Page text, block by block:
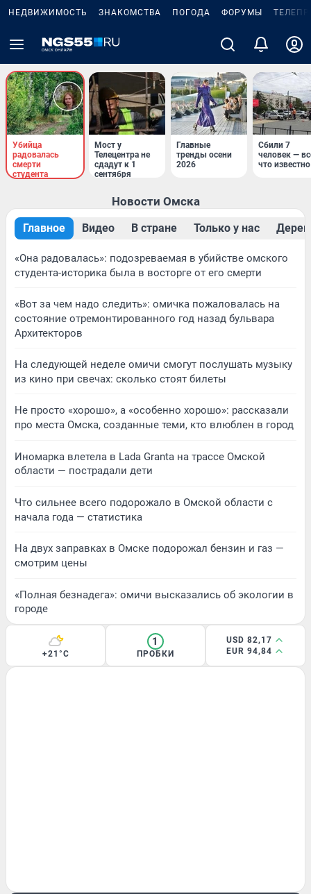
НЕДВИЖИМОСТЬ ЗНАКОМСТВА ПОГОДА ФОРУМЫ
Убийца
радовалась
смерти
студента
Мост у
Телецентра не
сдадут к 1
сентября
Главные
тренды осени
2026
Сбили 7
человек —
что известно
Новости Омска
Главное Видео В стране Только у нас
«Она радовалась»: подозреваемая в убийстве омского
студента-историка была в восторге от его смерти
«Вот за чем надо следить»: омичка пожаловалась на
состояние отремонтированного год назад бульвара
Архитекторов
На следующей неделе омичи смогут послушать музыку
из кино при свечах: сколько стоят билеты
Не просто «хорошо», а «особенно хорошо»: рассказали
про места Омска, созданные теми, кто влюблен в город
Иномарка влетела в Lada Granta на трассе Омской
области — пострадали дети
Что сильнее всего подорожало в Омской области с
начала года — статистика
На двух заправках в Омске подорожал бензин и газ —
смотрим цены
«Полная безнадега»: омичи высказались об экологии в
городе
+21°C
1
ПРОБКИ
USD 82,17
EUR 94,84